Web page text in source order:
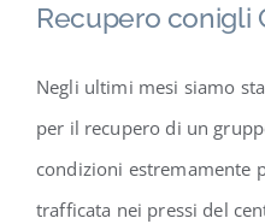
Recupero conigli
Negli ultimi mesi siamo
per il recupero di un
condizioni estremamente
trafficata nei pressi del